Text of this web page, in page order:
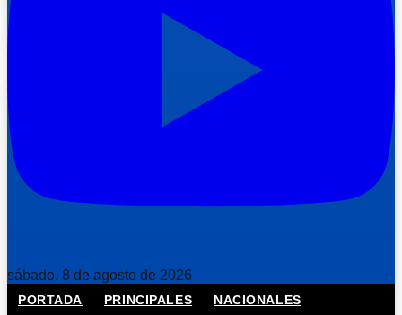
sábado, 8 de agosto de 2026
PORTADA PRINCIPALES NACIONALES